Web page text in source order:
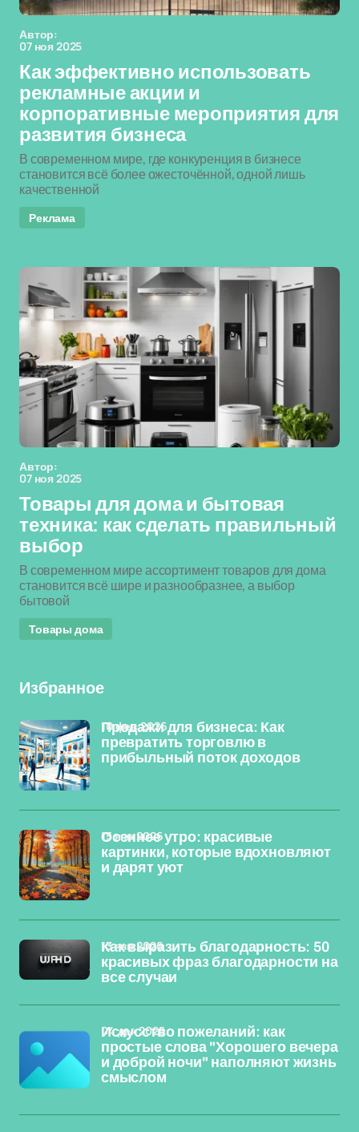
Автор:
07 ноя 2025
Как эффективно использовать
рекламные акции и
корпоративные мероприятия для
развития бизнеса
В современном мире, где конкуренция в бизнесе
становится всё более ожесточённой, одной лишь
качественной
Реклама
Автор:
07 ноя 2025
Товары для дома и бытовая
техника: как сделать правильный
выбор
В современном мире ассортимент товаров для дома
становится всё шире и разнообразнее, а выбор
бытовой
Товары дома
Избранное
Продажи для бизнеса: Как
превратить торговлю в
прибыльный поток доходов
10 фев 2026
Осеннее утро: красивые
картинки, которые вдохновляют
и дарят уют
15 янв 2026
Как выразить благодарность: 50
красивых фраз благодарности на
все случаи
13 янв 2026
Искусство пожеланий: как
простые слова "Хорошего вечера
и доброй ночи" наполняют жизнь
смыслом
04 дек 2025